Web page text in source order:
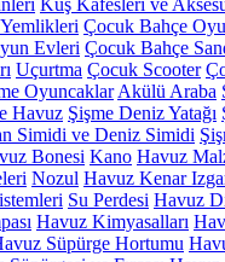
Kuş Kafesleri ve
Çocuk Bahçe
Evleri Çocuk Bahçe
Uçurtma Çocuk Scooter
Oyuncaklar Akülü Araba
Havuz Şişme Deniz Yatağı
Simidi ve Deniz Simidi
Bonesi Kano Havuz
Nozul Havuz Kenar
Su Perdesi Havuz
Havuz Kimyasalları
Süpürge Hortumu